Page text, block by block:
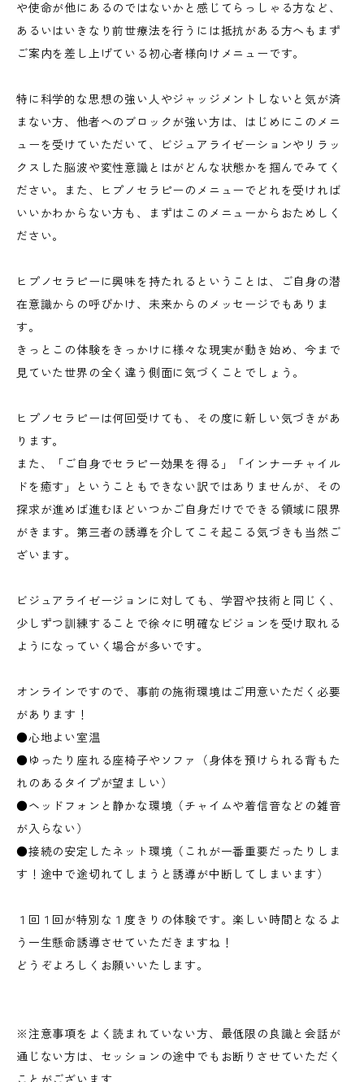
や使命が他にあるのではないかと感じてらっしゃる方など、
あるいはいきなり前世療法を行うには抵抗がある方へもまず
ご案内を差し上げている初心者様向けメニューです。
特に科学的な思想の強い人やジャッジメントしないと気が済
まない方、他者へのブロックが強い方は、はじめにこのメニ
ューを受けていただいて、ビジュアライゼーションやリラッ
クスした脳波や変性意識とはがどんな状態かを掴んでみてく
ださい。また、ヒプノセラピーのメニューでどれを受ければ
いいかわからない方も、まずはこのメニューからおためしく
ださい。
ヒプノセラピーに興味を持たれるということは、ご自身の潜
在意識からの呼びかけ、未来からのメッセージでもありま
す。
きっとこの体験をきっかけに様々な現実が動き始め、今まで
見ていた世界の全く違う側面に気づくことでしょう。
ヒプノセラピーは何回受けても、その度に新しい気づきがあ
ります。
また、「ご自身でセラピー効果を得る」「インナーチャイル
ドを癒す」ということもできない訳ではありませんが、その
探求が進めば進むほどいつかご自身だけでできる領域に限界
がきます。第三者の誘導を介してこそ起こる気づきも当然ご
ざいます。
ビジュアライゼージョンに対しても、学習や技術と同じく、
少しずつ訓練することで徐々に明確なビジョンを受け取れる
ようになっていく場合が多いです。
オンラインですので、事前の施術環境はご用意いただく必要
があります！
●心地よい室温
●ゆったり座れる座椅子やソファ（身体を預けられる背もた
れのあるタイプが望ましい）
●ヘッドフォンと静かな環境（チャイムや着信音などの雑音
が入らない）
●接続の安定したネット環境（これが一番重要だったりしま
す！途中で途切れてしまうと誘導が中断してしまいます）
１回１回が特別な１度きりの体験です。楽しい時間となるよ
う一生懸命誘導させていただきますね！
どうぞよろしくお願いいたします。
※注意事項をよく読まれていない方、最低限の良識と会話が
通じない方は、セッションの途中でもお断りさせていただく